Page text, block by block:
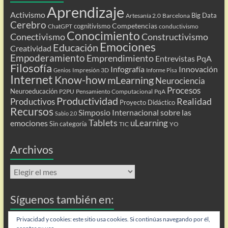
Activismo Aprendizaje Artesanía 2.0 Barcelona Big Data
Cerebro ChatGPT cognitivismo Competencias conductivismo
ConectivismoConocimientoConstructivismo
Creatividad Educación Emociones
Empoderamiento Emprendimiento Entrevistas PqA
Filosofía Genios Impresión 3D Infografía Informe Pisa Innovación
Internet Know-howmLearning Neurociencia
Neuroeducación P2PU Pensamiento Computacional PqA Procesos
Productivos Productividad Proyecto Didáctico Realidad
Recursos Sabio 2.0 Simposio Internacional sobre las
emociones Sin categoría Tablets TIC uLearning YO
Archivos
Archivos
Síguenos también en:
Flip
Privacidad y cookies: este sitio usa cookies. Si continúas navegando por él,